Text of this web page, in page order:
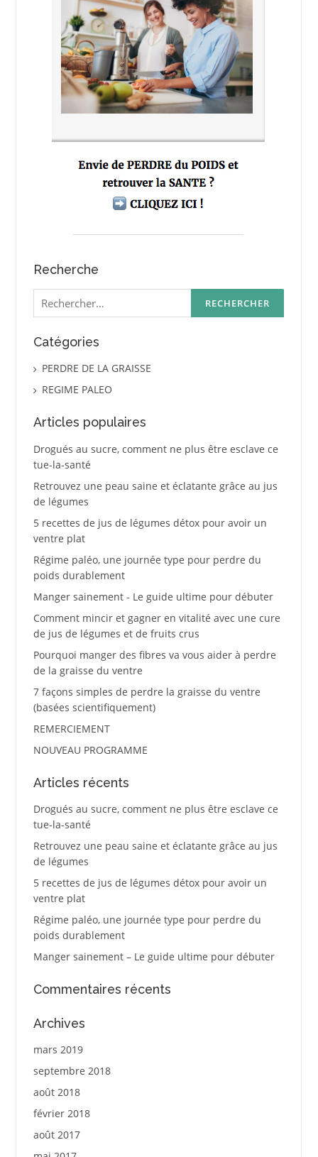
Recherche
Rechercher :
Catégories
PERDRE DE LA GRAISSE
REGIME PALEO
Articles populaires
Drogués au sucre, comment ne plus être esclave ce
tue-la-santé
Retrouvez une peau saine et éclatante grâce au jus
de légumes
5 recettes de jus de légumes détox pour avoir un
ventre plat
Régime paléo, une journée type pour perdre du
poids durablement
Manger sainement - Le guide ultime pour débuter
Comment mincir et gagner en vitalité avec une cure
de jus de légumes et de fruits crus
Pourquoi manger des fibres va vous aider à perdre
de la graisse du ventre
7 façons simples de perdre la graisse du ventre
(basées scientifiquement)
REMERCIEMENT
NOUVEAU PROGRAMME
Articles récents
Drogués au sucre, comment ne plus être esclave ce
tue-la-santé
Retrouvez une peau saine et éclatante grâce au jus
de légumes
5 recettes de jus de légumes détox pour avoir un
ventre plat
Régime paléo, une journée type pour perdre du
poids durablement
Manger sainement – Le guide ultime pour débuter
Commentaires récents
Archives
mars 2019
septembre 2018
août 2018
février 2018
août 2017